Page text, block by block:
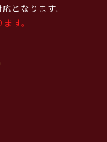
となります。
す。